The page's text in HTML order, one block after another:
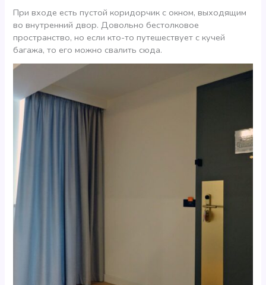
При входе есть пустой коридорчик с окном, выходящим
во внутренний двор. Довольно бестолковое
пространство, но если кто-то путешествует с кучей
багажа, то его можно свалить сюда.